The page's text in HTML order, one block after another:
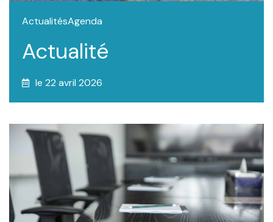
ActualitésAgenda
Actualité
le 22 avril 2026